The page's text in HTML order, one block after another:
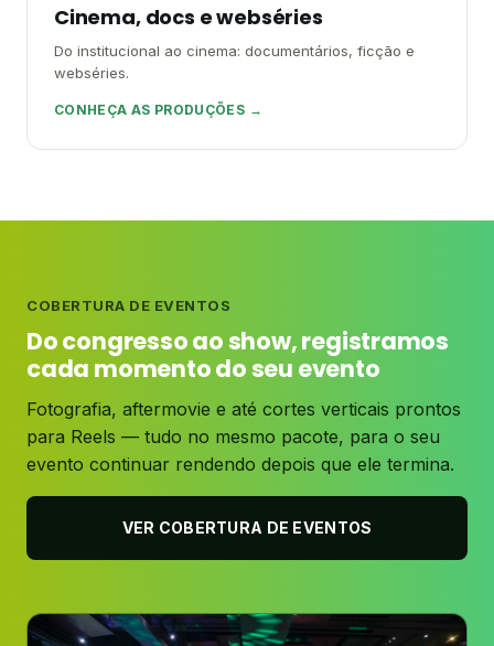
Cinema, docs e webséries
Do institucional ao cinema: documentários, ficção e
webséries.
CONHEÇA AS PRODUÇÕES →
COBERTURA DE EVENTOS
Do congresso ao show, registramos
cada momento do seu evento
Fotografia, aftermovie e até cortes verticais prontos
para Reels — tudo no mesmo pacote, para o seu
evento continuar rendendo depois que ele termina.
VER COBERTURA DE EVENTOS